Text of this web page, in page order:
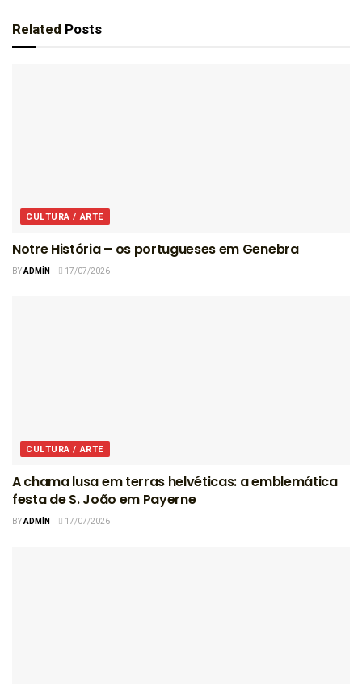
Related Posts
CULTURA / ARTE
Notre História – os portugueses em Genebra
BYADMIN 17/07/2026
CULTURA / ARTE
A chama lusa em terras helvéticas: a emblemática
festa de S. João em Payerne
BYADMIN 17/07/2026